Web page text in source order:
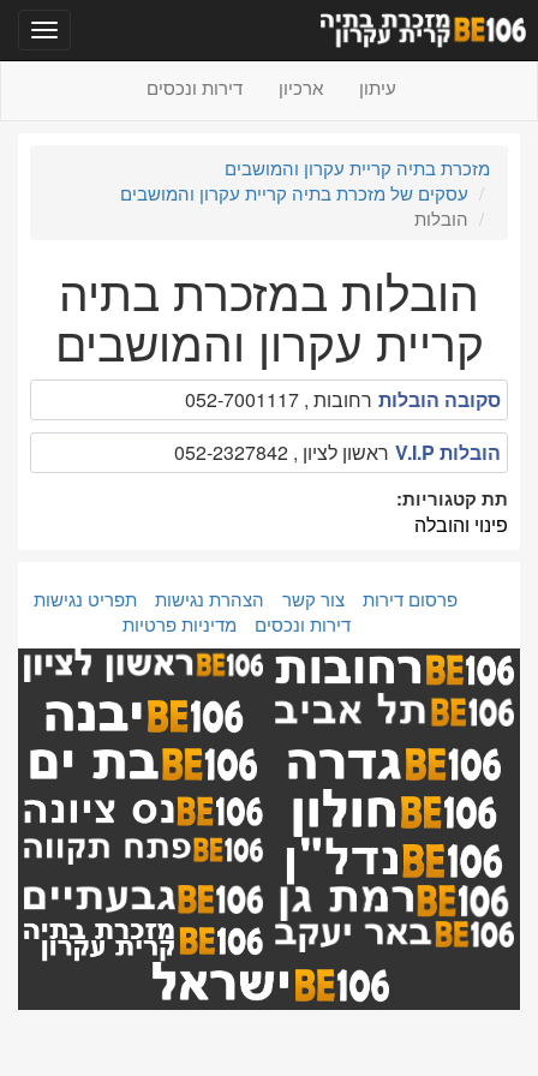
עיתון ארכיון דירות ונכסים
מזכרת בתיה קריית עקרון והמושבים
עסקים של מזכרת בתיה קריית עקרון והמושבים
הובלות
הובלות במזכרת בתיה
קריית עקרון והמושבים
סקובה הובלות רחובות , 052-7001117
הובלות V.I.P
ראשון לציון , 052-2327842
תת קטגוריות:
פינוי והובלה
פרסום דירות צור קשר הצהרת נגישות
תפריט נגישות
דירות ונכסים
מדיניות פרטיות